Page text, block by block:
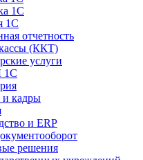
1С
1С
отчетность
(ККТ)
услуги
и кадры
и ERP
решения